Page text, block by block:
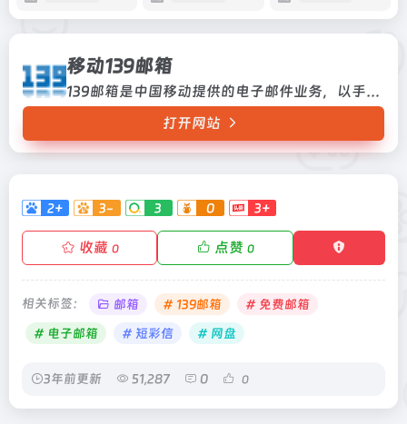
移动139邮箱
139邮箱是中国移动提供的电子邮件业务，以手机号@139.com作为邮箱地址，来邮短信及时提醒,同时提供WEB、WAP、短彩信、APP等多种方式，随时随地收发邮件
打开网站
2+ 3- 3 0 3+
收藏 0 点赞 0
相关标签： 邮箱 # 139邮箱
# 免费邮箱
# 电子邮箱
# 短彩信 # 网盘
3年前更新 51,287 0 0